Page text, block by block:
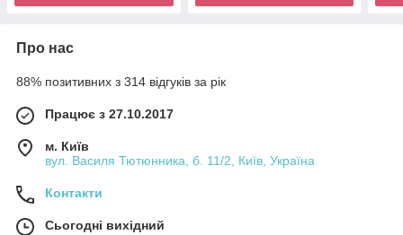
Про нас
88% позитивних з 314 відгуків за рік
Працює з 27.10.2017
м. Київ
вул. Василя Тютюнника, б. 11/2, Київ, Україна
Контакти
Сьогодні вихідний